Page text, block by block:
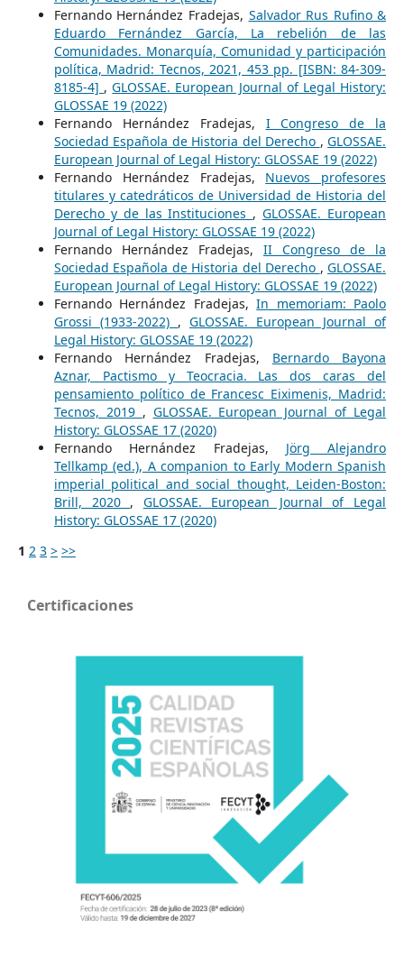
Fernando Hernández Fradejas, Salvador Rus Rufino &
Eduardo Fernández García, La rebelión de las
Comunidades. Monarquía, Comunidad y participación
política, Madrid: Tecnos, 2021, 453 pp. [ISBN: 84-309-
8185-4] ,GLOSSAE. European Journal of Legal History:
GLOSSAE 19 (2022)
Fernando Hernández Fradejas, I Congreso de la
Sociedad Española de Historia del Derecho ,GLOSSAE.
European Journal of Legal History: GLOSSAE 19 (2022)
Fernando Hernández Fradejas, Nuevos profesores
titulares y catedráticos de Universidad de Historia del
Derecho y de las Instituciones ,GLOSSAE. European
Journal of Legal History: GLOSSAE 19 (2022)
Fernando Hernández Fradejas, II Congreso de la
Sociedad Española de Historia del Derecho ,GLOSSAE.
European Journal of Legal History: GLOSSAE 19 (2022)
Fernando Hernández Fradejas,In memoriam: Paolo
Grossi (1933-2022) ,GLOSSAE. European Journal of
Legal History: GLOSSAE 19 (2022)
Fernando Hernández Fradejas, Bernardo Bayona
Aznar, Pactismo y Teocracia. Las dos caras del
pensamiento político de Francesc Eiximenis, Madrid:
Tecnos, 2019 , GLOSSAE. European Journal of Legal
History: GLOSSAE 17 (2020)
Fernando Hernández Fradejas, Jörg Alejandro
Tellkamp (ed.), A companion to Early Modern Spanish
imperial political and social thought, Leiden-Boston:
Brill, 2020 , GLOSSAE. European Journal of Legal
History: GLOSSAE 17 (2020)
1 2 3 > >>
Certificaciones